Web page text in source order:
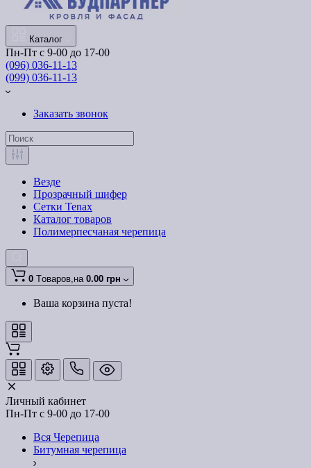
Каталог
Пн-Пт с 9-00 до 17-00
(096) 036-11-13
(099) 036-11-13
Заказать звонок
Везде
Прозрачный шифер
Сетки Tenax
Каталог товаров
Полимерпесчаная черепица
0 Tоваров,на 0.00 грн
Ваша корзина пуста!
Личный кабинет
Пн-Пт с 9-00 до 17-00
Вся Черепица
Битумная черепица